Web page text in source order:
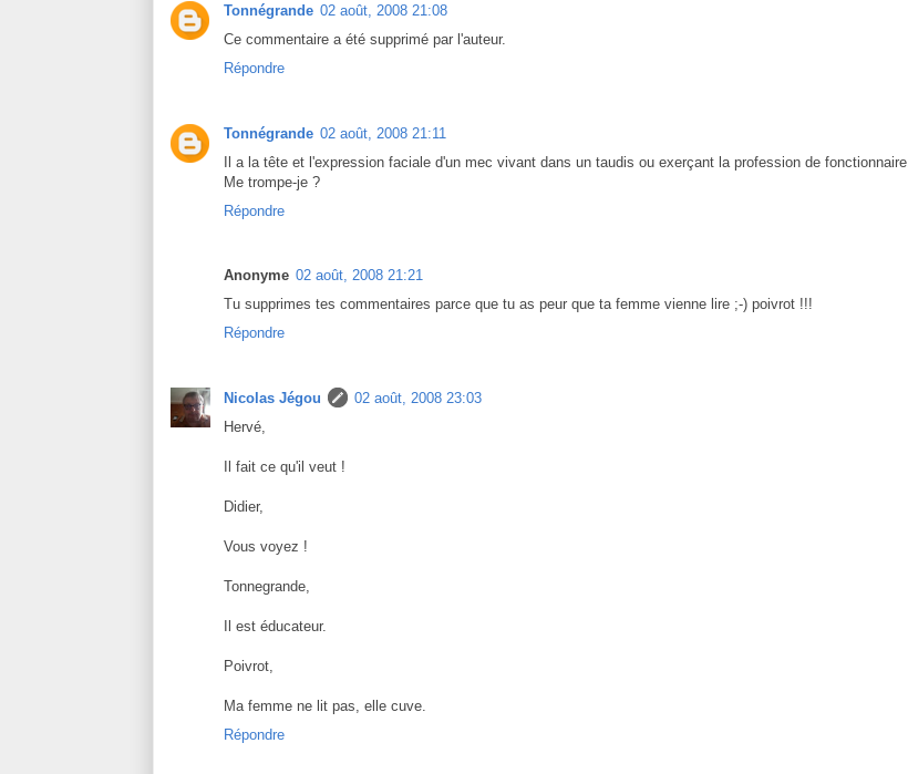
Tonnégrande 02 août, 2008 21:08
Ce commentaire a été supprimé par l'auteur.
Répondre
Tonnégrande 02 août, 2008 21:11
Il a la tête et l'expression faciale d'un mec vivant dans un taudis ou exerçant la profession de fonctionnaire.
Me trompe-je ?
Répondre
Anonyme 02 août, 2008 21:21
Tu supprimes tes commentaires parce que tu as peur que ta femme vienne lire ;-) poivrot !!!
Répondre
Nicolas Jégou
02 août, 2008 23:03
Hervé,
Il fait ce qu'il veut !
Didier,
Vous voyez !
Tonnegrande,
Il est éducateur.
Poivrot,
Ma femme ne lit pas, elle cuve.
Répondre